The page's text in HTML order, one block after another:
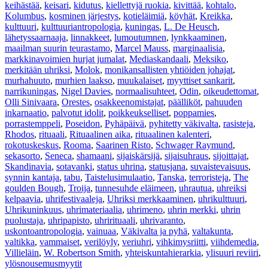
keihästää, keisari, kidutus, kiellettyjä ruokia, kivittää, kohtalo,
Kolumbus, kosminen järjestys, kotieläimiä, köyhät, Kreikka,
kulttuuri, kulttuuriantropologia, kuningas, L. De Heusch,
lähetyssaarnaaja, linnakkeet, lumoutumnen, lynkkaaminen,
maailman suurin teurastamo, Marcel Mauss, marginaalisia,
markkinavoimien hurjat jumalat, Mediaskandaali, Meksiko,
merkitään uhriksi, Molok, monikansallisten yhtiöiden johajat,
murhahuuto, murhien laakso, muukalaiset, myyttiset sankarit,
narrikuningas, Nigel Davies, normaalisuhteet, Odin, oikeudettomat,
Olli Sinivaara, Orestes, osakkeenomistajat, päälliköt, pahuuden
inkarnaatio, palvotut idolit, poikkeukselliset, poppamies,
porrastemppeli, Poseidon, Pyhäpäivä, pyhitetty väkivalta, rasisteja,
Rhodos, rituaali, Rituaalinen aika, rituaalinen kalenteri,
rokotuskeskus, Rooma, Saarinen Risto, Schwager Raymund,
sekasorto, Seneca, shamaani, sijaiskärsijä, sijaisuhraus, sijoittajat,
Skandinavia, sotavanki, status uhrina, statusjana, suvaistevaisuus,
synnin kantaja, tabu, Taistelusimulaatio, Tanska, terroristeja, The
goulden Bough, Troija, tunnesuhde eläimeen, uhrautua, uhreiksi
kelpaavia, uhrifestivaaleja, Uhriksi merkkaaminen, uhrikulttuuri,
Uhrikuninkuus, uhrimateriaalia, uhrimeno, uhrin merkki, uhrin
puolustaja, uhripapisto, uhrirituaali, uhrivaranto,
uskontoantropologia, vainuaa, Väkivalta ja pyhä, valtakunta,
valtikka, vammaiset, verilöyly, veriuhri, vihkimysriitti, viihdemedia,
Villieläin, W. Robertson Smith, yhteiskuntahierarkia, ylisuuri reviiri,
ylösnousemusmyytit